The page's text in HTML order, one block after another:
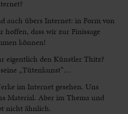
auch übers Internet: in Form von
hoffen, dass wir zur Finissage
können!
eigentlich den Künstler Thitz?
„Tütenkunst“…
im Internet gesehen. Uns
Material. Aber im Thema und
nicht ähnlich.